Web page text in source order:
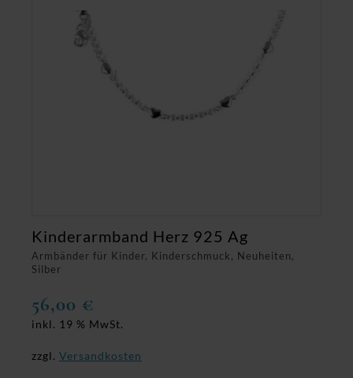
Armbänder für Kinder, Kinderschmuck, Neuheiten,
Silber
Kinderarmband Herz 925 Ag
56,00 €
inkl. 19 % MwSt.
zzgl. Versandkosten